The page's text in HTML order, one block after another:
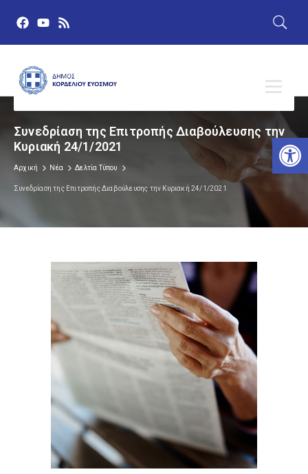
Συνεδρίαση της Επιτροπής Διαβούλευσης την
Κυριακή 24/1/2021
Αρχική Νέα Δελτία Τύπου
Συνεδρίαση της Επιτροπής Διαβούλευσης την Κυριακή 24/1/2021